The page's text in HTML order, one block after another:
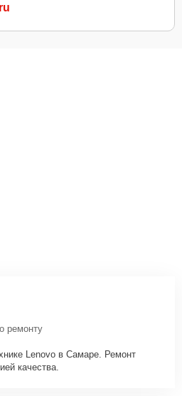
ремонту
Lenovo в Самаре. Ремонт
качества.